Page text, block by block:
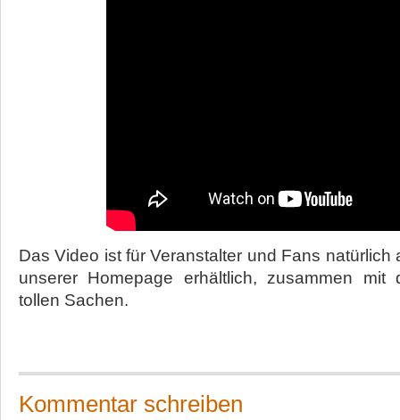
Das Video ist für Veranstalter und Fans
unserer Homepage erhältlich, zusammen mit
tollen Sachen.
Kommentar schreiben